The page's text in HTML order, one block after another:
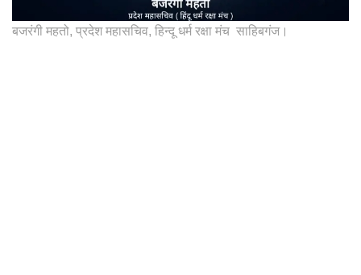
बजरंगी महतो, प्रदेश महासचिव, हिन्दू धर्म रक्षा मंच साहिबगंज।